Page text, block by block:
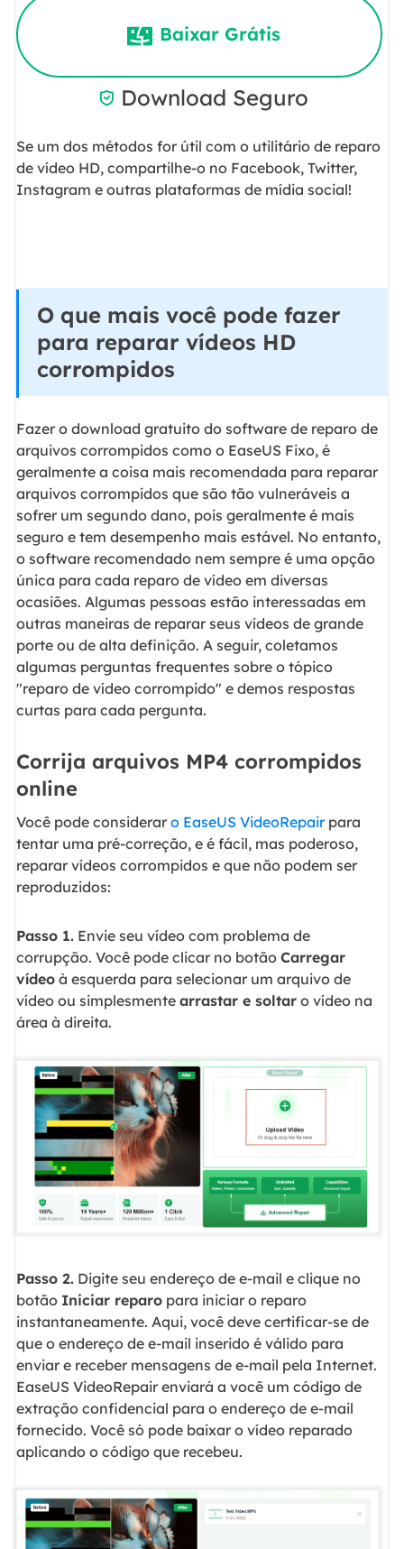
Baixar Grátis
 Download Seguro
Se um dos métodos for útil com o utilitário de reparo
de vídeo HD, compartilhe-o no Facebook, Twitter,
Instagram e outras plataformas de mídia social!
O que mais você pode fazer
para reparar vídeos HD
corrompidos
Fazer o download gratuito do software de reparo de
arquivos corrompidos como o EaseUS Fixo, é
geralmente a coisa mais recomendada para reparar
arquivos corrompidos que são tão vulneráveis a
sofrer um segundo dano, pois geralmente é mais
seguro e tem desempenho mais estável. No entanto,
o software recomendado nem sempre é uma opção
única para cada reparo de vídeo em diversas
ocasiões. Algumas pessoas estão interessadas em
outras maneiras de reparar seus vídeos de grande
porte ou de alta definição. A seguir, coletamos
algumas perguntas frequentes sobre o tópico
"reparo de vídeo corrompido" e demos respostas
curtas para cada pergunta.
Corrija arquivos MP4 corrompidos
online
Você pode considerar o EaseUS VideoRepairpara
tentar uma pré-correção, e é fácil, mas poderoso,
reparar vídeos corrompidos e que não podem ser
reproduzidos:
Passo 1.Envie seu vídeo com problema de
corrupção. Você pode clicar no botão Carregar
vídeoà esquerda para selecionar um arquivo de
vídeo ou simplesmente arrastar e soltaro vídeo na
área à direita.
Passo 2.Digite seu endereço de e-mail e clique no
botão Iniciar reparopara iniciar o reparo
instantaneamente. Aqui, você deve certificar-se de
que o endereço de e-mail inserido é válido para
enviar e receber mensagens de e-mail pela Internet.
EaseUS VideoRepair enviará a você um código de
extração confidencial para o endereço de e-mail
fornecido. Você só pode baixar o vídeo reparado
aplicando o código que recebeu.